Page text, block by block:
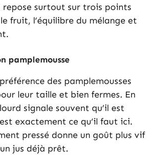
repose surtout sur trois points
fruit, l’équilibre du mélange et
pamplemousse
des pamplemousses
leur taille et bien fermes. En
signale souvent qu’il est
exactement ce qu’il faut ici.
pressé donne un goût plus vif
jus déjà prêt.